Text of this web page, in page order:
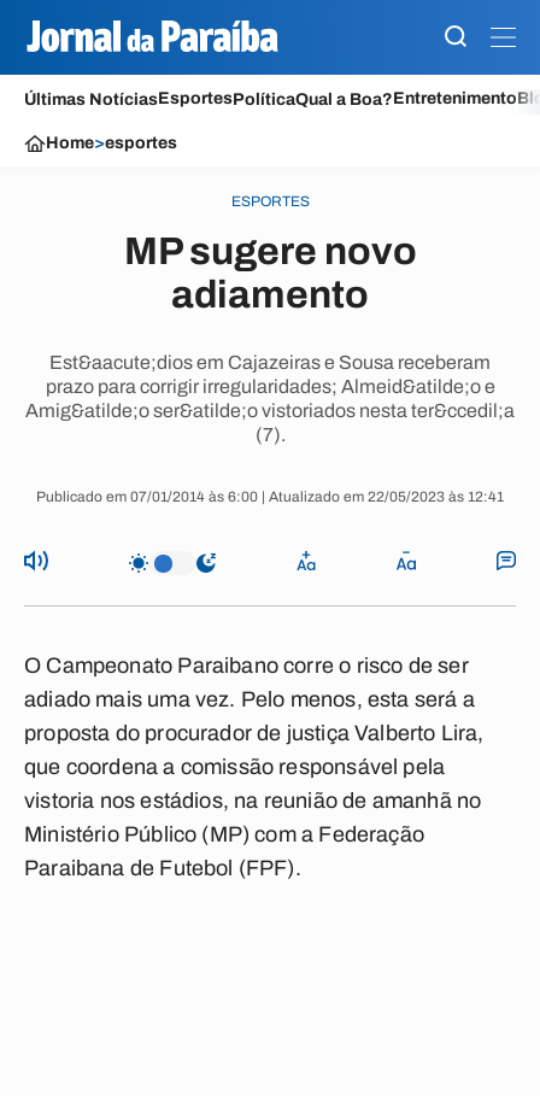
Últimas NotíciasEsportesPolíticaQual a Boa?Entretenimento
Home>esportes
ESPORTES
MP sugere novo
adiamento
Est&aacute;dios em Cajazeiras e Sousa receberam
prazo para corrigir irregularidades; Almeid&atilde;o e
Amig&atilde;o ser&atilde;o vistoriados nesta ter&ccedil;a
(7).
Publicado em 07/01/2014 às 6:00 | Atualizado em 22/05/2023 às 12:41
O Campeonato Paraibano corre o risco de ser
adiado mais uma vez. Pelo menos, esta será a
proposta do procurador de justiça Valberto Lira,
que coordena a comissão responsável pela
vistoria nos estádios, na reunião de amanhã no
Ministério Público (MP) com a Federação
Paraibana de Futebol (FPF).